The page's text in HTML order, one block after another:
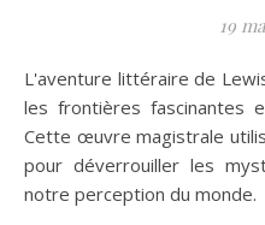
19
L'aventure littéraire de Lewis Carroll nous invite à explorer
les frontières fascinantes
Cette œuvre magistrale
pour déverrouiller les
notre perception du monde.